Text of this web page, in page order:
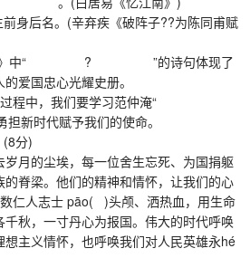
。(辛弃疾《破阵子??为陈同甫赋
洋》中“ ? ”的诗句体现了
爱国忠心光耀史册。
过程中，我们要学习范仲淹“
代赋予我们的使命。
分)
月的尘埃，每一位舍生忘死、为国捐躯
脊梁。他们的精神和情怀，让我们的心
仁人志士 pāo( )头颅、洒热血，用生命
秋，一寸丹心为报国。伟大的时代呼唤
主义情怀，也呼唤我们对人民英雄永hé